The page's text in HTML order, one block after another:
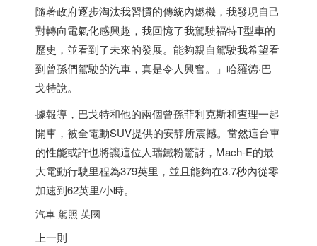
隨著政府逐步淘汰我習慣的傳統內燃機，我發現自己
對轉向電氣化感興趣，我回憶了我駕駛福特T型車的
歷史，並看到了未來的發展。能夠親自駕駛我希望看
到曾孫們駕駛的汽車，真是令人興奮。」哈羅德·巴
戈特說。
據報導，巴戈特和他的兩個曾孫菲利克斯和查理一起
開車，被全電動SUV提供的安靜所震撼。當然這台車
的性能或許也將讓這位人瑞鐵粉驚訝，Mach-E的最
大電動行駛里程為379英里，並且能夠在3.7秒內從零
加速到62英里/小時。
汽車 駕照 英國
上一則